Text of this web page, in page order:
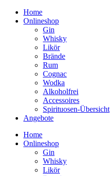
Home
Onlineshop
Gin
Whisky
Likör
Brände
Rum
Cognac
Wodka
Alkoholfrei
Accessoires
Spirituosen-Übersicht
Angebote
Home
Onlineshop
Gin
Whisky
Likör